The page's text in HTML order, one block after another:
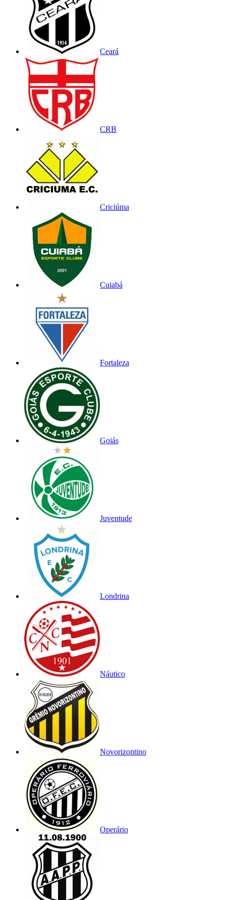
Ceará
CRB
Criciúma
Cuiabá
Fortaleza
Goiás
Juventude
Londrina
Náutico
Novorizontino
Operário